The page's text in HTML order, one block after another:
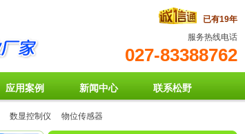
已有19年
服务热线电话
027-83388762
应用案例 新闻中心 联系松野
数显控制仪 物位传感器